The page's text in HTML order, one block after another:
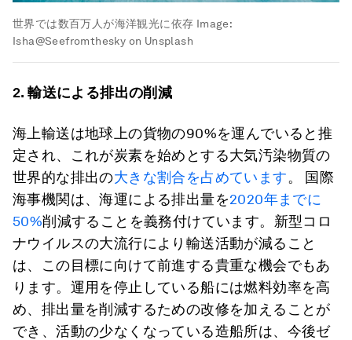
世界では数百万人が海洋観光に依存 Image:
Isha@Seefromthesky on Unsplash
2.輸送による排出の削減
海上輸送は地球上の貨物の90%を運んでいると推
定され、これが炭素を始めとする大気汚染物質の
世界的な排出の大きな割合を占めています。 国際
海事機関は、海運による排出量を2020年までに
50%削減することを義務付けています。新型コロ
ナウイルスの大流行により輸送活動が減ること
は、この目標に向けて前進する貴重な機会でもあ
ります。運用を停止している船には燃料効率を高
め、排出量を削減するための改修を加えることが
でき、活動の少なくなっている造船所は、今後ゼ